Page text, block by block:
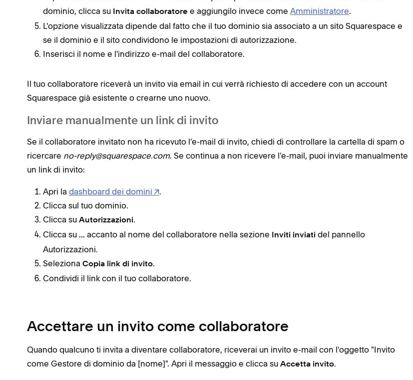
dominio, clicca su
Invita collaboratore e aggiungilo invece come Amministratore.
L'opzione visualizzata dipende dal fatto che il tuo dominio sia associato a un sito Squarespace e
se il dominio e il sito condividono le impostazioni di autorizzazione.
Inserisci il nome e l'indirizzo e-mail del collaboratore.
Il tuo collaboratore riceverà un invito via email in cui verrà richiesto di accedere con un account
Squarespace già esistente o crearne uno nuovo.
Inviare manualmente un link di invito
Se il collaboratore invitato non ha ricevuto l'e-mail di invito, chiedi di controllare la cartella di spam o
ricercare no-reply@squarespace.com. Se continua a non ricevere l'e-mail, puoi inviare manualmente
un link di invito:
Apri la dashboard dei domini
.
Clicca sul tuo dominio.
Clicca su Autorizzazioni.
Clicca su ... accanto al nome del collaboratore nella sezione Inviti inviati del pannello
Autorizzazioni.
Seleziona Copia link di invito.
Condividi il link con il tuo collaboratore.
Accettare un invito come collaboratore
Quando qualcuno ti invita a diventare collaboratore, riceverai un invito e-mail con l'oggetto "Invito
come Gestore di dominio da [nome]". Apri il messaggio e clicca su Accetta invito.